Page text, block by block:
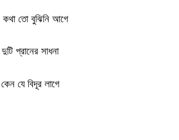
কথা তো বুঝিনি আগে
দুটি প্রানের সাধনা
কেন যে বিদূর লাগে